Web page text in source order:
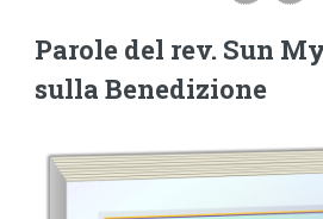
Parole del rev. Sun
sulla Benedizione